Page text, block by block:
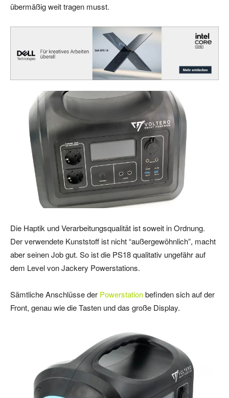
übermäßig weit tragen musst.
Die Haptik und Verarbeitungsqualität ist soweit in Ordnung.
Der verwendete Kunststoff ist nicht “außergewöhnlich”, macht
aber seinen Job gut. So ist die PS18 qualitativ ungefähr auf
dem Level von Jackery Powerstations.
Sämtliche Anschlüsse der Powerstationbefinden sich auf der
Front, genau wie die Tasten und das große Display.